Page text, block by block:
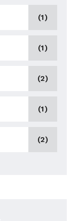
(1)
(1)
(2)
(1)
(2)